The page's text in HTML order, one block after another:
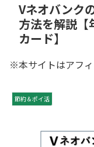
Vネオバンク
方法を解説
カード】
※本サイトはアフィ
節約＆ポイ活